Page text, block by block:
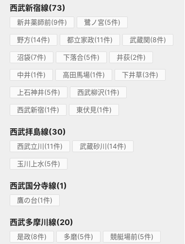
西武新宿線(73)
新井薬師前(9件) 鷺ノ宮(5件)
野方(14件) 都立家政(11件) 武蔵関(8件)
沼袋(7件) 下落合(5件) 井荻(2件)
中井(1件) 高田馬場(1件) 下井草(3件)
上石神井(5件) 西武柳沢(1件)
西武新宿(1件) 東伏見(1件)
西武拝島線(30)
西武立川(11件) 武蔵砂川(14件)
玉川上水(5件)
西武国分寺線(1)
鷹の台(1件)
西武多摩川線(20)
是政(8件) 多磨(5件) 競艇場前(5件)